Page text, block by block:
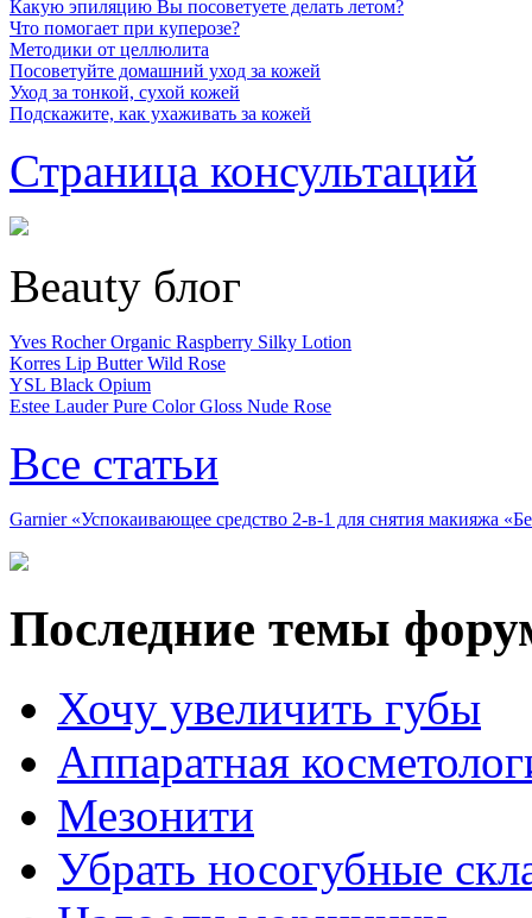
Какую эпиляцию Вы посоветуете делать летом?
Что помогает при куперозе?
Методики от целлюлита
Посоветуйте домашний уход за кожей
Уход за тонкой, сухой кожей
Подскажите, как ухаживать за кожей
Страница консультаций
Beauty блог
Yves Rocher Organic Raspberry Silky Lotion
Korres Lip Butter Wild Rose
YSL Black Opium
Estee Lauder Pure Color Gloss Nude Rose
Все статьи
Garnier «Успокаивающее средство 2-в-1 для снятия макияжа
Последние темы
Хочу увеличить губы
Аппаратная
Мезонити
Убрать носогубные